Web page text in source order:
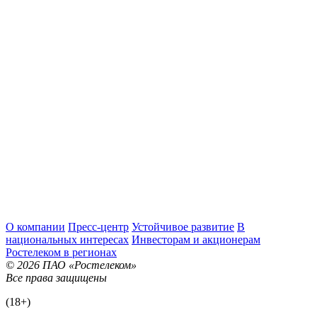
О компании Пресс-центр Устойчивое развитие В
национальных интересах Инвесторам и акционерам
Ростелеком в регионах
© 2026 ПАО «Ростелеком»
Все права защищены
(18+)